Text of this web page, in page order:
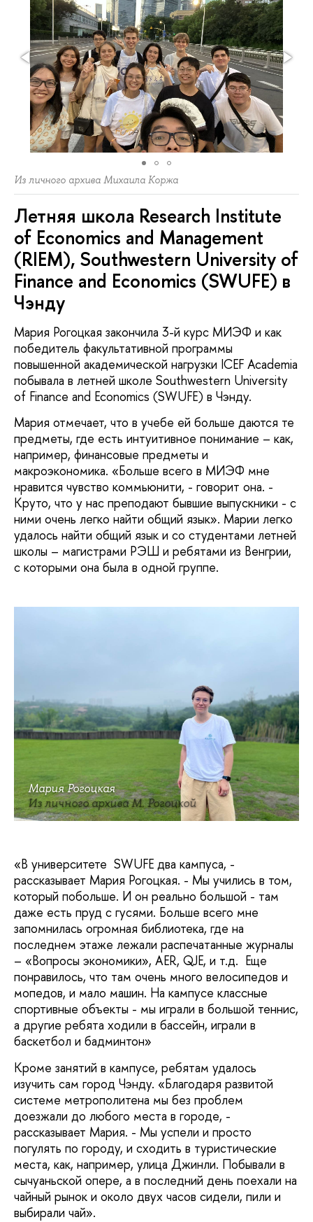
Из личного архива Михаила Коржа
Летняя школа Research Institute
of Economics and Management
(RIEM), Southwestern University of
Finance and Economics (SWUFE) в
Чэнду
Мария Рогоцкая закончила 3-й курс МИЭФ и как
победитель факультативной программы
повышенной академической нагрузки ICEF Academia
побывала в летней школе Southwestern University
of Finance and Economics (SWUFE) в Чэнду.
Мария отмечает, что в учебе ей больше даются те
предметы, где есть интуитивное понимание – как,
например, финансовые предметы и
макроэкономика. «Больше всего в МИЭФ мне
нравится чувство коммьюнити, - говорит она. -
Круто, что у нас преподают бывшие выпускники - с
ними очень легко найти общий язык». Марии легко
удалось найти общий язык и со студентами летней
школы – магистрами РЭШ и ребятами из Венгрии,
с которыми она была в одной группе.
Мария Рогоцкая
Из личного архива М. Рогоцкой
«В университете SWUFE два кампуса, -
рассказывает Мария Рогоцкая. - Мы учились в том,
который побольше. И он реально большой - там
даже есть пруд с гусями. Больше всего мне
запомнилась огромная библиотека, где на
последнем этаже лежали распечатанные журналы
– «Вопросы экономики», AER, QJE, и т.д. Еще
понравилось, что там очень много велосипедов и
мопедов, и мало машин. На кампусе классные
спортивные объекты - мы играли в большой теннис,
а другие ребята ходили в бассейн, играли в
баскетбол и бадминтон»
Кроме занятий в кампусе, ребятам удалось
изучить сам город Чэнду. «Благодаря развитой
системе метрополитена мы без проблем
доезжали до любого места в городе, -
рассказывает Мария. - Мы успели и просто
погулять по городу, и сходить в туристические
места, как, например, улица Джинли. Побывали в
сычуаньской опере, а в последний день поехали на
чайный рынок и около двух часов сидели, пили и
выбирали чай».